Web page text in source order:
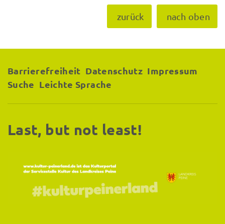
zurück nach oben
Barrierefreiheit Datenschutz Impressum
Suche Leichte Sprache
Last, but not least!